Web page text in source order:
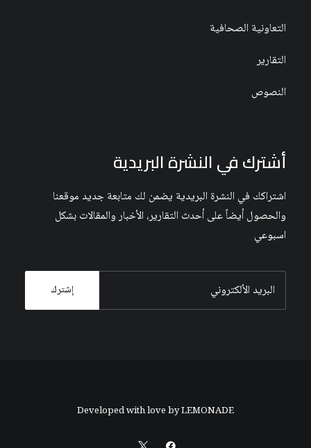
التعاونية الصحافية
التقارير
النصوص
أشترك في النشرة البريدية
اشتراكك في النشرة البريدية يضمن لك متابعة جديد موقعنا
والحصول أيضاً على أحدث التقارير، الأخبار والمقالات بشكل
اسبوعي
Developed with love byLEMONADE